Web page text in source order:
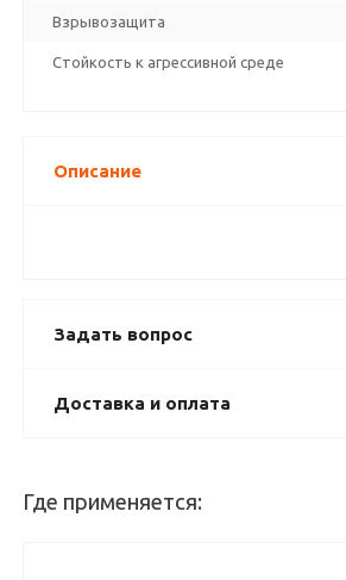
Взрывозащита
Стойкость к агрессивной среде
Описание
Задать вопрос
Доставка и оплата
Где применяется: